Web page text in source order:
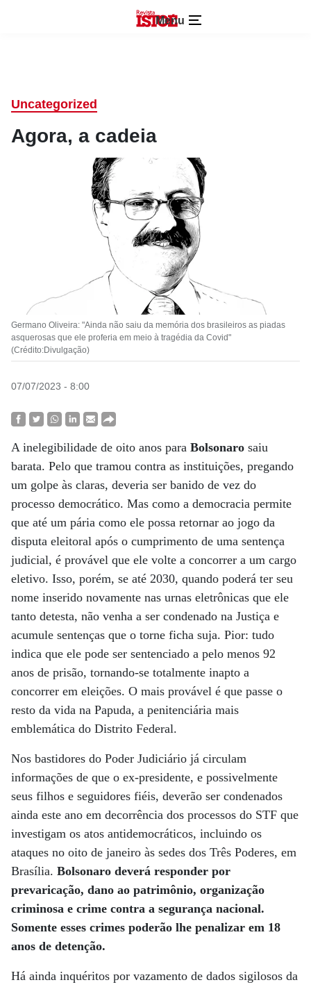
Menu
Uncategorized
Agora, a cadeia
Germano Oliveira: "Ainda não saiu da memória dos brasileiros as piadas
asquerosas que ele proferia em meio à tragédia da Covid"
(Crédito:Divulgação)
07/07/2023 - 8:00
A inelegibilidade de oito anos para Bolsonaro saiu
barata. Pelo que tramou contra as instituições, pregando
um golpe às claras, deveria ser banido de vez do
processo democrático. Mas como a democracia permite
que até um pária como ele possa retornar ao jogo da
disputa eleitoral após o cumprimento de uma sentença
judicial, é provável que ele volte a concorrer a um cargo
eletivo. Isso, porém, se até 2030, quando poderá ter seu
nome inserido novamente nas urnas eletrônicas que ele
tanto detesta, não venha a ser condenado na Justiça e
acumule sentenças que o torne ficha suja. Pior: tudo
indica que ele pode ser sentenciado a pelo menos 92
anos de prisão, tornando-se totalmente inapto a
concorrer em eleições. O mais provável é que passe o
resto da vida na Papuda, a penitenciária mais
emblemática do Distrito Federal.
Nos bastidores do Poder Judiciário já circulam
informações de que o ex-presidente, e possivelmente
seus filhos e seguidores fiéis, deverão ser condenados
ainda este ano em decorrência dos processos do STF que
investigam os atos antidemocráticos, incluindo os
ataques no oito de janeiro às sedes dos Três Poderes, em
Brasília. Bolsonaro deverá responder por
prevaricação, dano ao patrimônio, organização
criminosa e crime contra a segurança nacional.
Somente esses crimes poderão lhe penalizar em 18
anos de detenção.
Há ainda inquéritos por vazamento de dados sigilosos da